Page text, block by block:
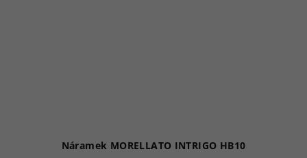
Náramek MORELLATO INTRIGO HB10